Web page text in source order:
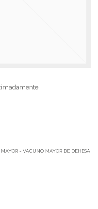
- VACUNO MAYOR DE DEHESA